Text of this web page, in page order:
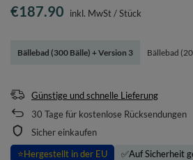
Bällebad (300 Bälle) + Version 3 Bällebad
€187.90 inkl. MwSt/Stück
Günstige und schnelle Lieferung
30 Tage für kostenlose Rücksendungen
Sicher einkaufen
⭐Hergestellt in der EU ✅Auf Sicherheit